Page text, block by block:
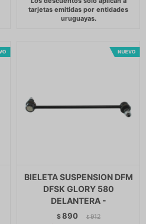
BIELETA SUSPENSION DFM
DFSK GLORY 580
DELANTERA -
$890 $ 912